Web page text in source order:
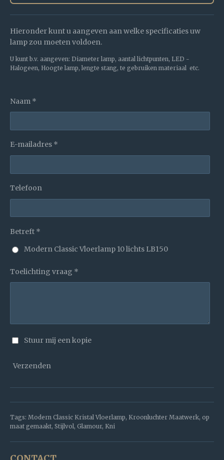
Hieronder kunt u aangeven aan welke specificaties uw
lamp zou moeten voldoen.
U kunt b.v. aangeven: Diameter lamp, aantal lichtpunten, LED -
Halogeen, Hoogte lamp, lengte stang, te gebruiken materiaal etc.
Naam *
E-mailadres *
Telefoon
Betreft *
Modern Classic Vloerlamp 10 lichts LB150
Toelichting vraag *
Stuur mij een kopie
Verzenden
Tags: Modern Classic Kristal Vloerlamp, Kroonluchter Maatwerk, op
maat gemaakt, Stijlvol, Glamour, Kni